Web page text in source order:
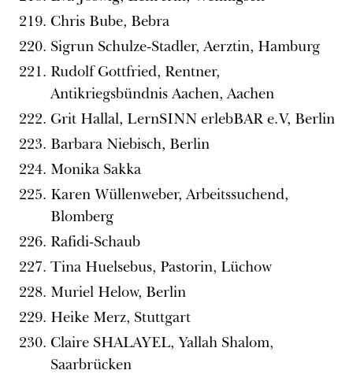
Chris Bube, Bebra
Sigrun Schulze-Stadler, Aerztin, Hamburg
Rudolf Gottfried, Rentner,
Antikriegsbündnis Aachen, Aachen
Grit Hallal, LernSINN erlebBAR e.V, Berlin
Barbara Niebisch, Berlin
Monika Sakka
Karen Wüllenweber, Arbeitssuchend,
Blomberg
Rafidi-Schaub
Tina Huelsebus, Pastorin, Lüchow
Muriel Helow, Berlin
Heike Merz, Stuttgart
Claire SHALAYEL, Yallah Shalom,
Saarbrücken